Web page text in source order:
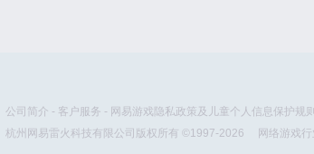
公司简介 - 客户服务 - 网易游戏隐私政策及儿童个人信息保护规则
杭州网易雷火科技有限公司版权所有 ©1997-2026
网络游戏